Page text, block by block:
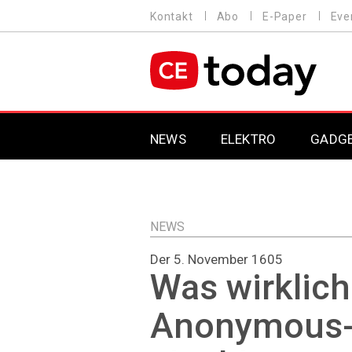
zum
MENU
Kontakt Abo E-Paper
MAIN NAVIGATION
NEWS ELEKTRO
NEWS
Der 5. November 1605
Was